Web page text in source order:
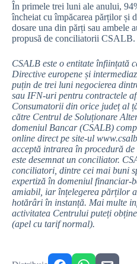
În primele trei luni ale anului,
încheiat cu împăcarea părților și
dosare una din părți sau ambele
propusă de conciliatorii CSALB.
CSALB este o entitate înființată
Directive europene și
puțin de trei luni negocierea
sau IFN-uri pentru contractele
Consumatorii din orice județ al
către Centrul de Soluționare
domeniul Bancar (CSALB)
online direct pe site-ul
acceptă intrarea în procedură
este desemnat un conciliator.
conciliatori, dintre cei mai buni
expertiză în domeniul financiar-
amiabil, iar înțelegerea părților
hotărâri în instanță. Mai multe
activitatea Centrului puteți
(apel cu tarif normal).